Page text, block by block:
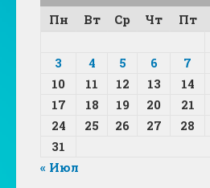
Пн
Вт Ср Чт Пт
3
4 5 6 7
10
11 12 13 14
17
18 19 20 21
24
25 26 27 28
31
« Июл